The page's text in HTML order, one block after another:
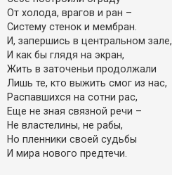
Oт холода, врагов и ран –
Систему стенок и мембран.
И, запершись в центральном зале,
И как бы глядя на экран,
Жить в заточеньи продолжали
Лишь те, кто выжить смог из нас,
Распавшихся на сотни рас,
Еще не зная связной речи –
Не властелины, не рабы,
Но пленники своей судьбы
И мира нового предтечи.